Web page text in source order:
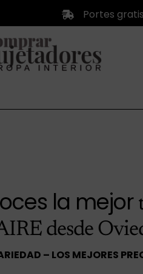
Portes
la mejor
desde
– LOS MEJORES